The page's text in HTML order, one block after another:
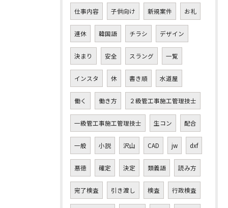
仕事内容 子供向け 新規案件 お礼
連休 韓国語 チラシ デザイン
決まり 安全 スラング 一覧
インスタ 休 書き順 水道屋
働く 働き方 ２級管工事施工管理技士
一級管工事施工管理技士 生コン 配合
一般 小説 沢山 CAD jw dxf
悪徳 確定 決定 類義語 読み方
完了検査 引き渡し 検査 行政検査